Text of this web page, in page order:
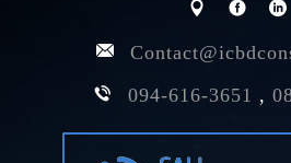
094-616-3651 ,